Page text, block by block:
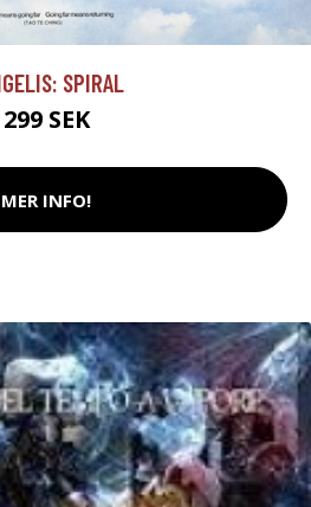
SPIRAL
299 SEK
MER INFO!